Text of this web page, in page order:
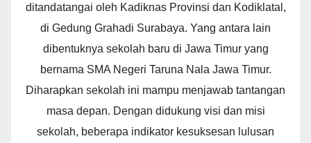
ditandatangai oleh Kadiknas Provinsi dan Kodiklatal,
di Gedung Grahadi Surabaya. Yang antara lain
dibentuknya sekolah baru di Jawa Timur yang
bernama SMA Negeri Taruna Nala Jawa Timur.
Diharapkan sekolah ini mampu menjawab tantangan
masa depan. Dengan didukung visi dan misi
sekolah, beberapa indikator kesuksesan lulusan